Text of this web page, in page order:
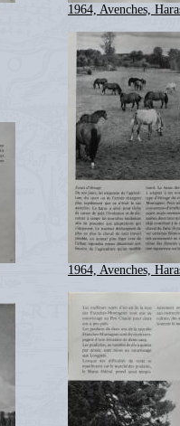
1964, Avenches,
1964, Avenches,